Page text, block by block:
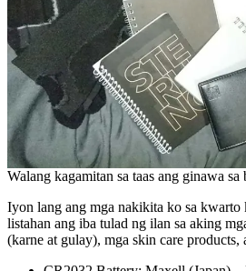
Walang kagamitan sa taas ang ginawa sa
Iyon lang ang mga nakikita ko sa kwarto
listahan ang iba tulad ng ilan sa aking
(karne at gulay), mga skin care products,